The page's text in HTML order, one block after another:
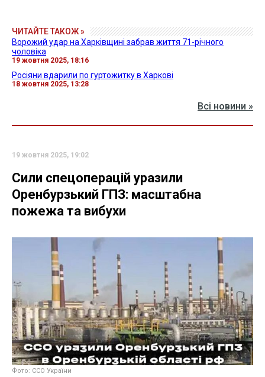
ЧИТАЙТЕ ТАКОЖ »
Ворожий удар на Харківщині забрав життя 71-річного
чоловіка
19 жовтня 2025, 18:16
Росіяни вдарили по гуртожитку в Харкові
18 жовтня 2025, 13:28
Всі новини »
19 жовтня 2025, 19:02
Сили спецоперацій уразили
Оренбурзький ГПЗ: масштабна
пожежа та вибухи
Фото: ССО України